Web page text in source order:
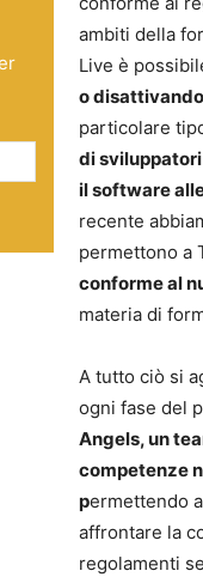
ambiti della
Live è
o
particolare
di
il software
recente
permettono a
conforme al
materia di
A tutto ciò si
ogni fase del
Angels, un
competenze
permettendo
affrontare la
regolamenti